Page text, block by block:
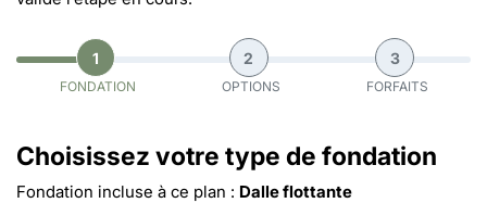
1
FONDATION
2
OPTIONS
3
FORFAITS
Choisissez votre type de fondation
Fondation incluse à ce plan : Dalle flottante